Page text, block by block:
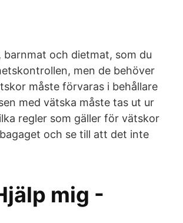
och dietmat, som du
men de behöver
måste förvaras i behållare
med vätska måste tas ut ur
regler som gäller för vätskor
och se till att det inte
mig -